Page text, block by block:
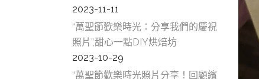
2023-11-11
“萬聖節歡樂時光：分享我們的慶祝
照片”,甜心一點DIY烘焙坊
2023-10-29
“萬聖節歡樂時光照片分享！回顧繽